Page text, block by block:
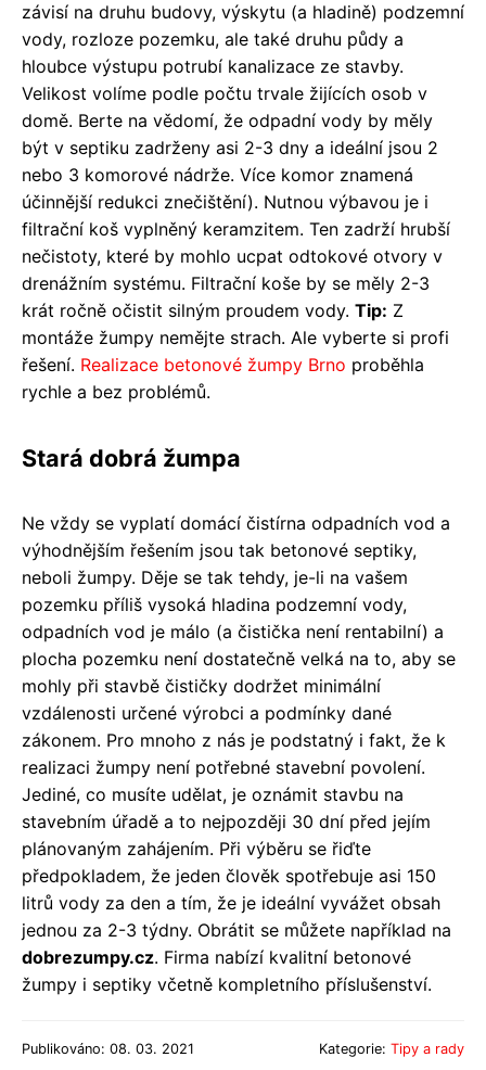
závisí na druhu budovy, výskytu (a hladině) podzemní
vody, rozloze pozemku, ale také druhu půdy a
hloubce výstupu potrubí kanalizace ze stavby.
Velikost volíme podle počtu trvale žijících osob v
domě. Berte na vědomí, že odpadní vody by měly
být v septiku zadrženy asi 2-3 dny a ideální jsou 2
nebo 3 komorové nádrže. Více komor znamená
účinnější redukci znečištění). Nutnou výbavou je i
filtrační koš vyplněný keramzitem. Ten zadrží hrubší
nečistoty, které by mohlo ucpat odtokové otvory v
drenážním systému. Filtrační koše by se měly 2-3
krát ročně očistit silným proudem vody. Tip: Z
montáže žumpy nemějte strach. Ale vyberte si profi
řešení. Realizace betonové žumpy Brno proběhla
rychle a bez problémů.
Stará dobrá žumpa
Ne vždy se vyplatí domácí čistírna odpadních vod a
výhodnějším řešením jsou tak betonové septiky,
neboli žumpy. Děje se tak tehdy, je-li na vašem
pozemku příliš vysoká hladina podzemní vody,
odpadních vod je málo (a čistička není rentabilní) a
plocha pozemku není dostatečně velká na to, aby se
mohly při stavbě čističky dodržet minimální
vzdálenosti určené výrobci a podmínky dané
zákonem. Pro mnoho z nás je podstatný i fakt, že k
realizaci žumpy není potřebné stavební povolení.
Jediné, co musíte udělat, je oznámit stavbu na
stavebním úřadě a to nejpozději 30 dní před jejím
plánovaným zahájením. Při výběru se řiďte
předpokladem, že jeden člověk spotřebuje asi 150
litrů vody za den a tím, že je ideální vyvážet obsah
jednou za 2-3 týdny. Obrátit se můžete například na
dobrezumpy.cz. Firma nabízí kvalitní betonové
žumpy i septiky včetně kompletního příslušenství.
Publikováno: 08. 03. 2021 Kategorie: Tipy a rady